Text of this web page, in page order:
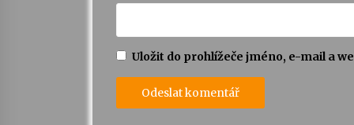
Uložit do prohlížeče jméno, e-mail a